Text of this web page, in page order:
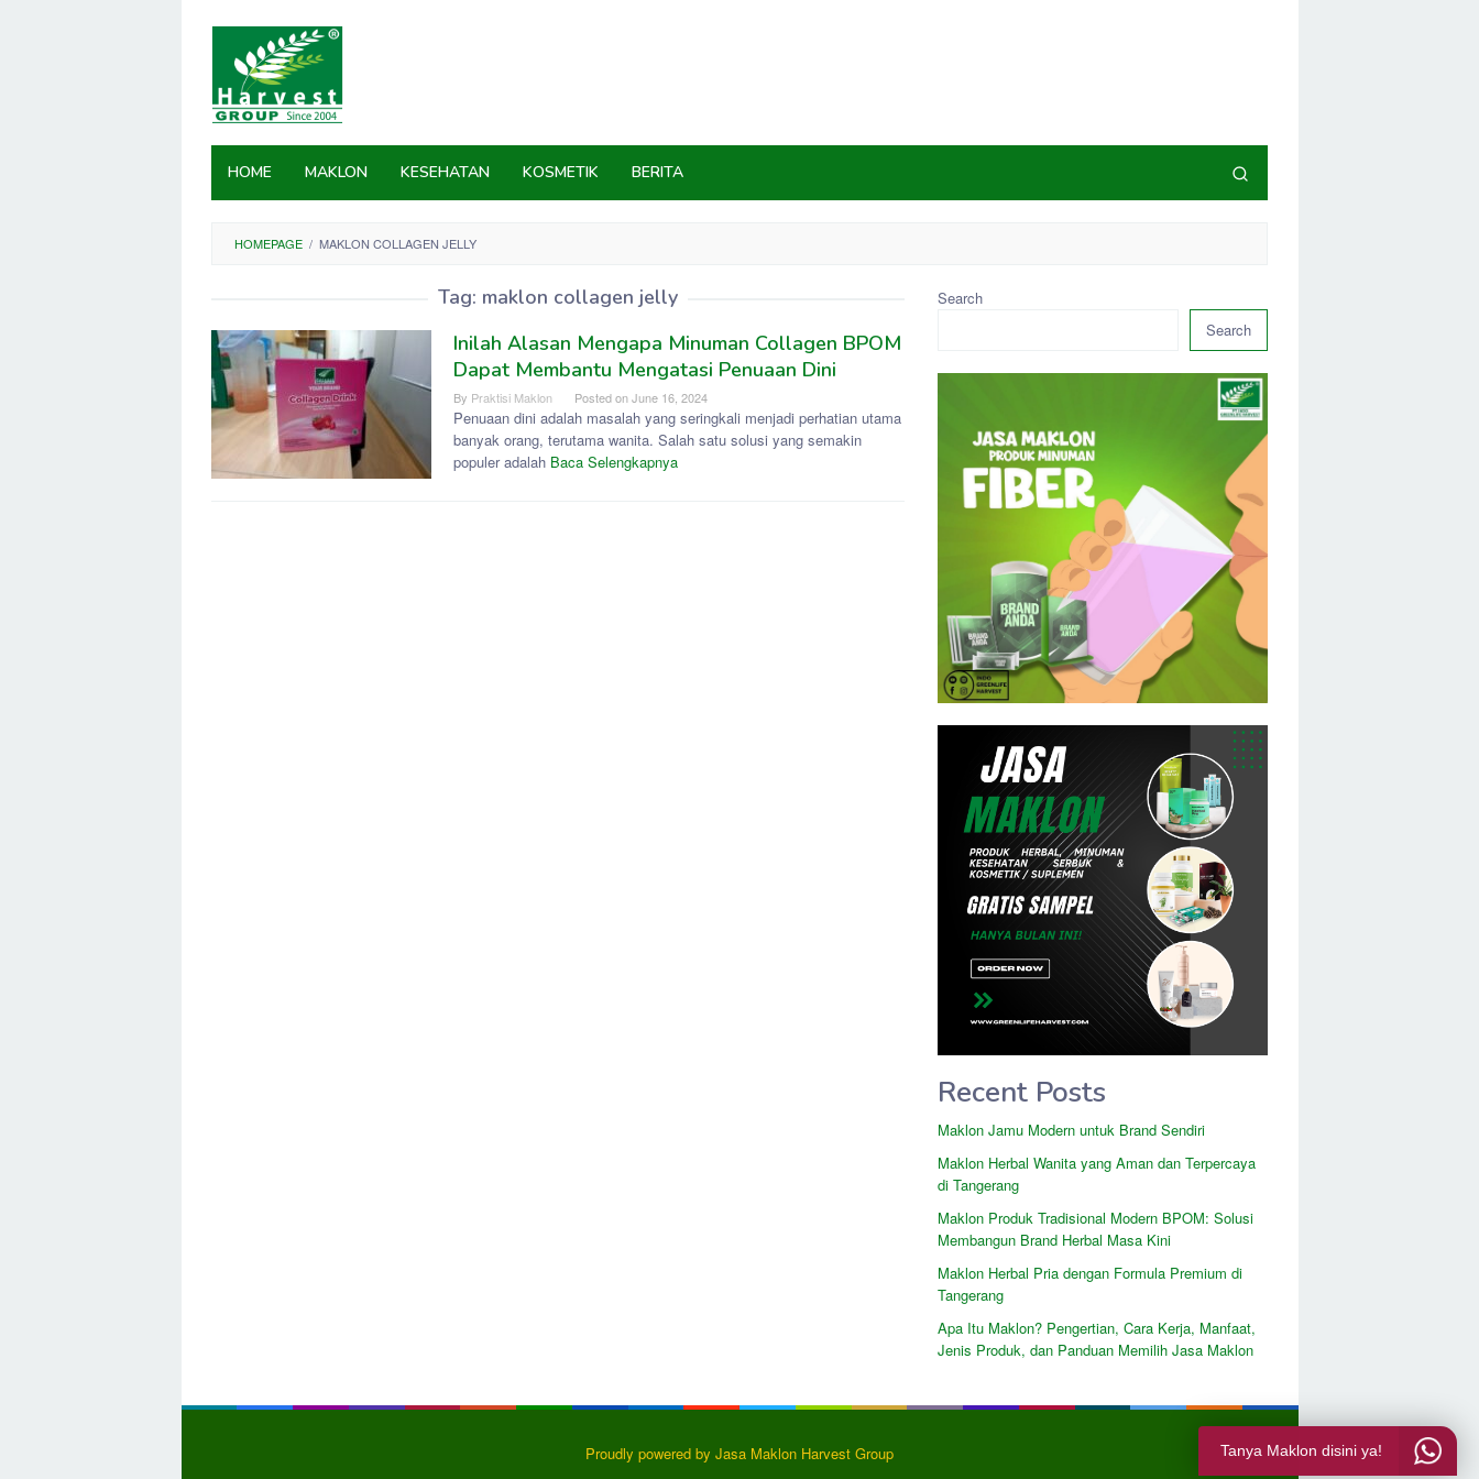
HOME MAKLON KESEHATAN KOSMETIK BERITA
HOMEPAGE / MAKLON COLLAGEN JELLY
Tag: maklon collagen jelly
Inilah Alasan Mengapa Minuman Collagen BPOM
Dapat Membantu Mengatasi Penuaan Dini
By Praktisi Maklon Posted onJune 16, 2024
Penuaan dini adalah masalah yang seringkali menjadi perhatian utama
banyak orang, terutama wanita. Salah satu solusi yang semakin
populer adalah Baca Selengkapnya
Search
Search
Recent Posts
Maklon Jamu Modern untuk Brand Sendiri
Maklon Herbal Wanita yang Aman dan Terpercaya
di Tangerang
Maklon Produk Tradisional Modern BPOM: Solusi
Membangun Brand Herbal Masa Kini
Maklon Herbal Pria dengan Formula Premium di
Tangerang
Apa Itu Maklon? Pengertian, Cara Kerja, Manfaat,
Jenis Produk, dan Panduan Memilih Jasa Maklon
Proudly powered by Jasa Maklon Harvest Group Tanya Maklon disini ya!